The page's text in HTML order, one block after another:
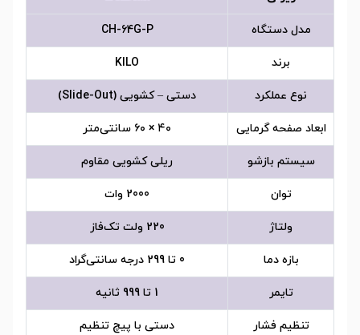
مدل دستگاه CH-64G-P
برند KILO
نوع عملکرد دستی – کشویی (Slide-Out)
ابعاد صفحه گرمایی ۴۰ × ۶۰ سانتی‌متر
سیستم بازشو ریلی کشویی مقاوم
توان 2000 وات
ولتاژ 220 ولت تک‌فاز
بازه دما 0 تا 299 درجه سانتی‌گراد
تایمر 1 تا 999 ثانیه
تنظیم فشار دستی با پیچ تنظیم